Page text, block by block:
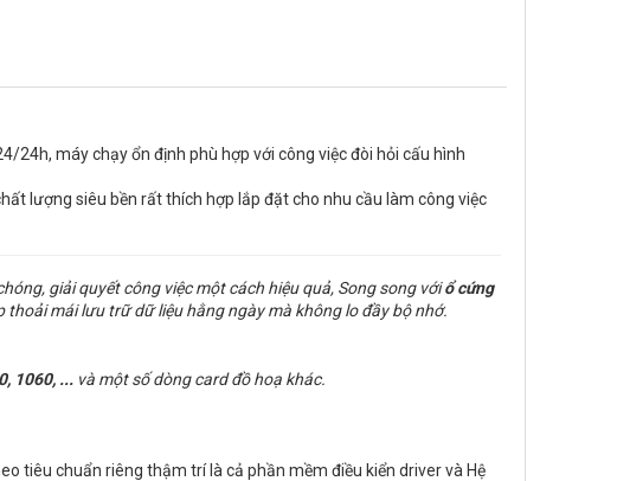
24h, máy chạy ổn định phù hợp với công việc đòi hỏi cấu hình
lượng siêu bền rất thích hợp lắp đặt cho nhu cầu làm công việc
giải quyết công việc một cách hiệu quả, Song song vớiổ cứng
mái lưu trữ dữ liệu hằng ngày mà không lo đầy bộ nhớ.
1060, ... và một số dòng card đồ hoạ khác.
tiêu chuẩn riêng thậm trí là cả phần mềm điều kiển driver và Hệ